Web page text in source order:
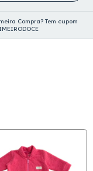
Compra? Tem cupom